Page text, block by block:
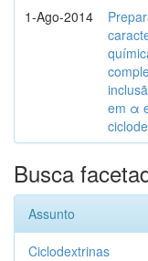
1-Ago-2014
em α
Busca
Assunto
Ciclodextrinas